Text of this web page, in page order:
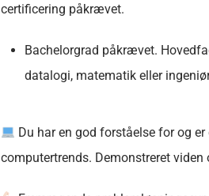
certificering påkrævet.
Bachelorgrad påkrævet.
datalogi, matematik eller
Du har en god forståelse for og
computertrends. Demonstreret